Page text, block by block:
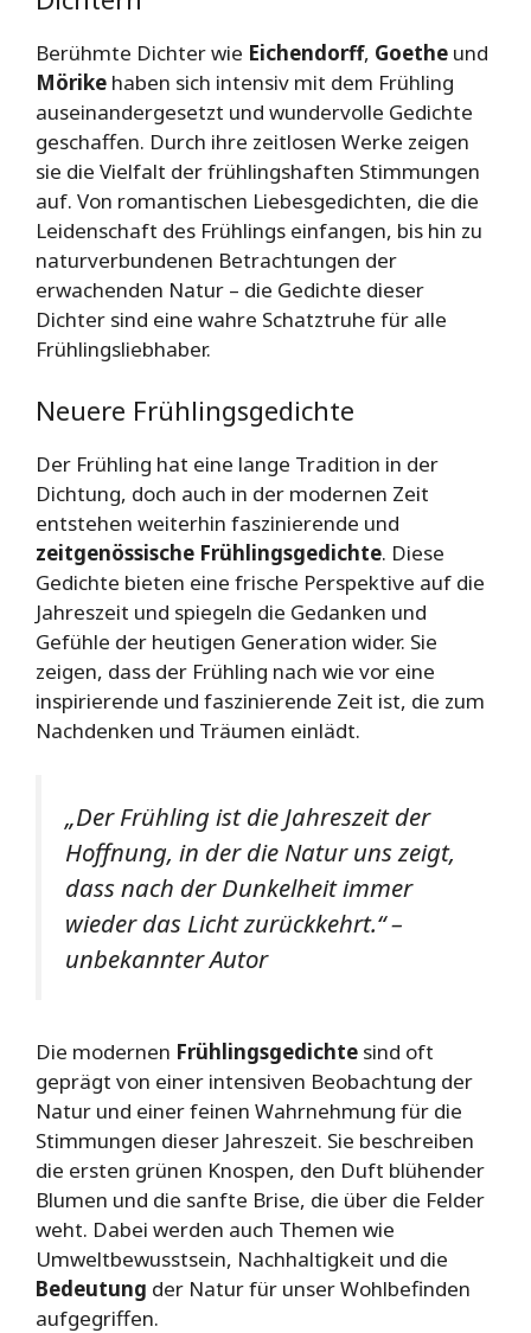
Berühmte Dichter wie Eichendorff, Goethe und
Mörike haben sich intensiv mit dem Frühling
auseinandergesetzt und wundervolle Gedichte
geschaffen. Durch ihre zeitlosen Werke zeigen
sie die Vielfalt der frühlingshaften Stimmungen
auf. Von romantischen Liebesgedichten, die die
Leidenschaft des Frühlings einfangen, bis hin zu
naturverbundenen Betrachtungen der
erwachenden Natur – die Gedichte dieser
Dichter sind eine wahre Schatztruhe für alle
Frühlingsliebhaber.
Neuere Frühlingsgedichte
Der Frühling hat eine lange Tradition in der
Dichtung, doch auch in der modernen Zeit
entstehen weiterhin faszinierende und
zeitgenössische Frühlingsgedichte. Diese
Gedichte bieten eine frische Perspektive auf die
Jahreszeit und spiegeln die Gedanken und
Gefühle der heutigen Generation wider. Sie
zeigen, dass der Frühling nach wie vor eine
inspirierende und faszinierende Zeit ist, die zum
Nachdenken und Träumen einlädt.
„Der Frühling ist die Jahreszeit der
Hoffnung, in der die Natur uns zeigt,
dass nach der Dunkelheit immer
wieder das Licht zurückkehrt.“ –
unbekannter Autor
Die modernen Frühlingsgedichte sind oft
geprägt von einer intensiven Beobachtung der
Natur und einer feinen Wahrnehmung für die
Stimmungen dieser Jahreszeit. Sie beschreiben
die ersten grünen Knospen, den Duft blühender
Blumen und die sanfte Brise, die über die Felder
weht. Dabei werden auch Themen wie
Umweltbewusstsein, Nachhaltigkeit und die
Bedeutung der Natur für unser Wohlbefinden
aufgegriffen.